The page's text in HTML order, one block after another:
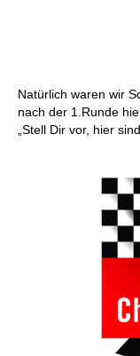
Natürlich waren wir
nach der 1.Runde
„Stell Dir vor, hier